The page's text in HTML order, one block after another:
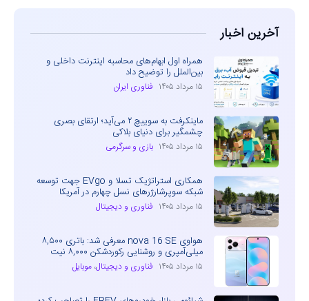
آخرین اخبار
همراه اول ابهام‌های محاسبه اینترنت داخلی و
بین‌الملل را توضیح داد
۱۵ مرداد ۱۴۰۵ فناوری ایران
ماینکرفت به سوییچ ۲ می‌آید؛ ارتقای بصری
چشمگیر برای دنیای بلاکی
۱۵ مرداد ۱۴۰۵ بازی و سرگرمی
همکاری استراتژیک تسلا و EVgo جهت توسعه
شبکه سوپرشارژرهای نسل چهارم در آمریکا
۱۵ مرداد ۱۴۰۵ فناوری و دیجیتال
هواوی nova 16 SE معرفی شد: باتری ۸,۵۰۰
میلی‌آمپری و روشنایی رکوردشکن ۸,۰۰۰ نیت
۱۵ مرداد ۱۴۰۵ فناوری و دیجیتال، موبایل